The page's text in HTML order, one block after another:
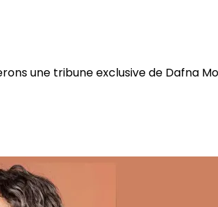
une tribune exclusive de Dafna